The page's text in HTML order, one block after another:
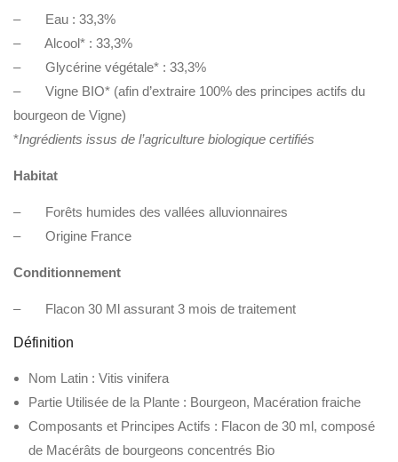
– Eau : 33,3%
– Alcool* : 33,3%
– Glycérine végétale* : 33,3%
– Vigne BIO* (afin d’extraire 100% des principes actifs du
bourgeon de Vigne)
*Ingrédients issus de l’agriculture biologique certifiés
Habitat
– Forêts humides des vallées alluvionnaires
– Origine France
Conditionnement
– Flacon 30 Ml assurant 3 mois de traitement
Définition
Nom Latin : Vitis vinifera
Partie Utilisée de la Plante : Bourgeon, Macération fraiche
Composants et Principes Actifs : Flacon de 30 ml, composé
de Macérâts de bourgeons concentrés Bio